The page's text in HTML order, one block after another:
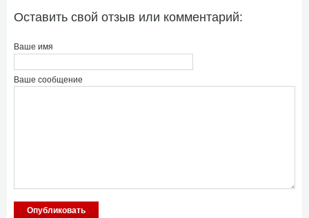
Оставить свой отзыв или комментарий:
Ваше имя
Ваше сообщение